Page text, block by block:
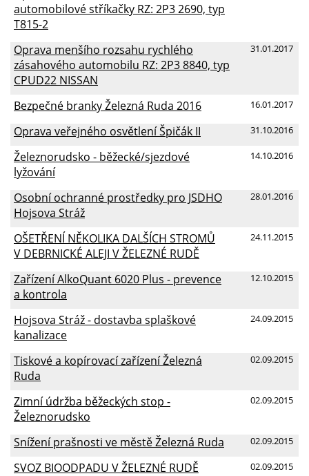
automobilové stříkačky RZ: 2P3 2690, typ
T815-2
31.01.2017
Oprava menšího rozsahu rychlého
zásahového automobilu RZ: 2P3 8840, typ
CPUD22 NISSAN
16.01.2017
Bezpečné branky Železná Ruda 2016
31.10.2016
Oprava veřejného osvětlení Špičák II
14.10.2016
Železnorudsko - běžecké/sjezdové
lyžování
28.01.2016
Osobní ochranné prostředky pro JSDHO
Hojsova Stráž
24.11.2015
OŠETŘENÍ NĚKOLIKA DALŠÍCH STROMŮ
V DEBRNICKÉ ALEJI V ŽELEZNÉ RUDĚ
12.10.2015
Zařízení AlkoQuant 6020 Plus - prevence
a kontrola
24.09.2015
Hojsova Stráž - dostavba splaškové
kanalizace
02.09.2015
Tiskové a kopírovací zařízení Železná
Ruda
02.09.2015
Zimní údržba běžeckých stop -
Železnorudsko
02.09.2015
Snížení prašnosti ve městě Železná Ruda
02.09.2015
SVOZ BIOODPADU V ŽELEZNÉ RUDĚ